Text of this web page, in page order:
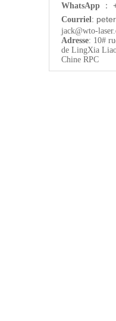
WhatsApp ：
Courriel: p
jack@wto-
Adresse: 10#
de LingXia
Chine RPC